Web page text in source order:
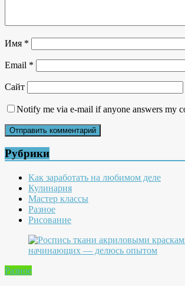
Имя *
Email *
Сайт
Notify me via e-mail if anyone answers my
Рубрики
Как заработать на любимом деле
Кулинария
Мастер классы
Разное
Рисование
Разное